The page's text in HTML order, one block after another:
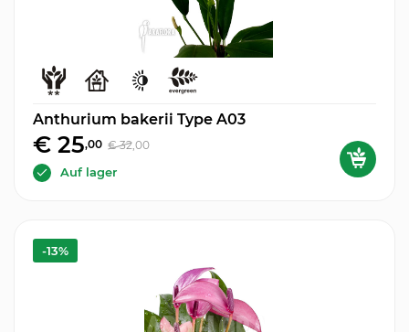
Anthurium bakerii Type A03
€ 25,00 € 32,00
Auf lager
-13%